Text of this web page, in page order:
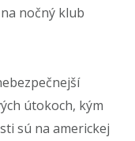
nočný klub
útokoch, kým
sú na americkej